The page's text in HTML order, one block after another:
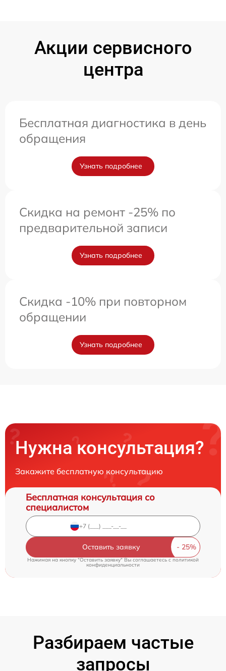
Акции сервисного
центра
Бесплатная диагностика в день
обращения
Узнать подробнее
Скидка на ремонт -25% по
предварительной записи
Узнать подробнее
Скидка -10% при повторном
обращении
Узнать подробнее
Нужна консультация?
Закажите бесплатную консультацию
Бесплатная консультация со
специалистом
Оставить заявку
Нажимая на кнопку "Оставить заявку" Вы соглашаетесь cполитикой
конфиденциальности
Разбираем частые
запросы